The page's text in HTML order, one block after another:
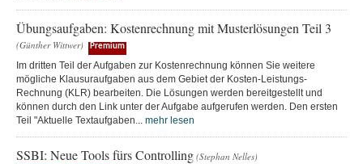
Übungsaufgaben: Kostenrechnung mit Musterlösungen Teil 3
(Günther Wittwer) Premium
Im dritten Teil der Aufgaben zur Kostenrechnung können Sie weitere
mögliche Klausuraufgaben aus dem Gebiet der Kosten-Leistungs-
Rechnung (KLR) bearbeiten. Die Lösungen werden bereitgestellt und
können durch den Link unter der Aufgabe aufgerufen werden. Den ersten
Teil "Aktuelle Textaufgaben... mehr lesen
SSBI: Neue Tools fürs Controlling (Stephan Nelles)